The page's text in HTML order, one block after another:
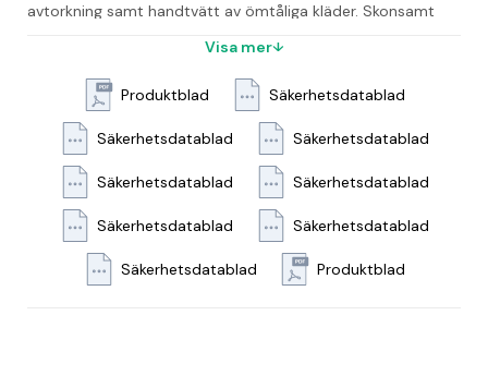
avtorkning samt handtvätt av ömtåliga kläder. Skonsamt
brukslösning - Lukt: Oparfymerad - Utseende: Färglös
vätska - Dosering: 2 ml till 10 liter vatten - Svanen:
Licensnummer 30250054
Visa mer
Produktblad Säkerhetsdatablad
Säkerhetsdatablad Säkerhetsdatablad
Säkerhetsdatablad Säkerhetsdatablad
Säkerhetsdatablad Säkerhetsdatablad
Säkerhetsdatablad Produktblad